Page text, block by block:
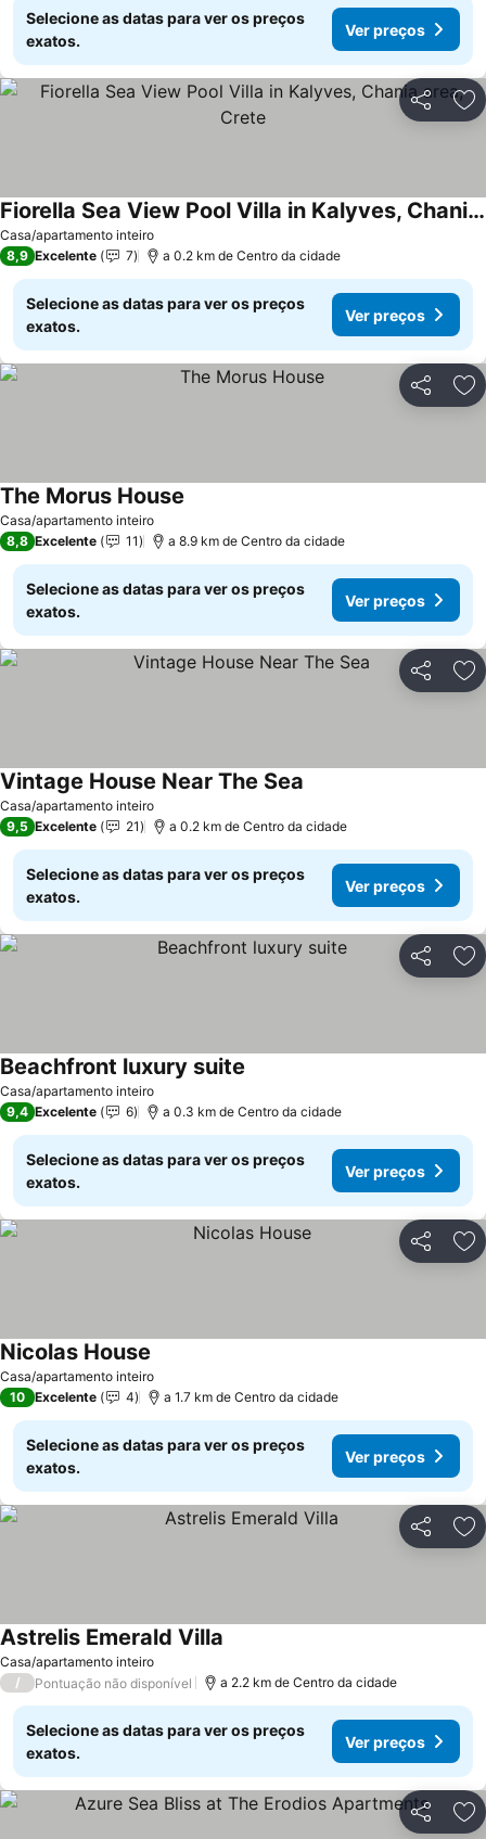
Selecione as datas para ver os preços
exatos.
Ver preços
Partilhar
Casa/apartamento inteiro
Fiorella Sea View Pool Villa in Kalyves, Chania area, Crete
8,9 Excelente 7 a 0.2 km de Centro da cidade
Selecione as datas para ver os preços
exatos.
Ver preços
Partilhar
Casa/apartamento inteiro
The Morus House
8,8 Excelente 11 a 8.9 km de Centro da cidade
Selecione as datas para ver os preços
exatos.
Ver preços
Partilhar
Casa/apartamento inteiro
Vintage House Near The Sea
9,5 Excelente 21 a 0.2 km de Centro da cidade
Selecione as datas para ver os preços
exatos.
Ver preços
Partilhar
Casa/apartamento inteiro
Beachfront luxury suite
9,4 Excelente 6 a 0.3 km de Centro da cidade
Selecione as datas para ver os preços
exatos.
Ver preços
Partilhar
Casa/apartamento inteiro
Nicolas House
10 Excelente 4 a 1.7 km de Centro da cidade
Selecione as datas para ver os preços
exatos.
Ver preços
Partilhar
Casa/apartamento inteiro
Astrelis Emerald Villa
/ Pontuação não disponível a 2.2 km de Centro da cidade
Selecione as datas para ver os preços
exatos.
Ver preços
Partilhar